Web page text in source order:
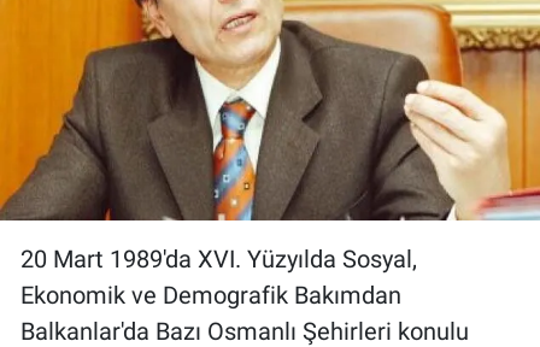
20 Mart 1989'da XVI. Yüzyılda Sosyal,
Ekonomik ve Demografik Bakımdan
Balkanlar'da Bazı Osmanlı Şehirleri konulu